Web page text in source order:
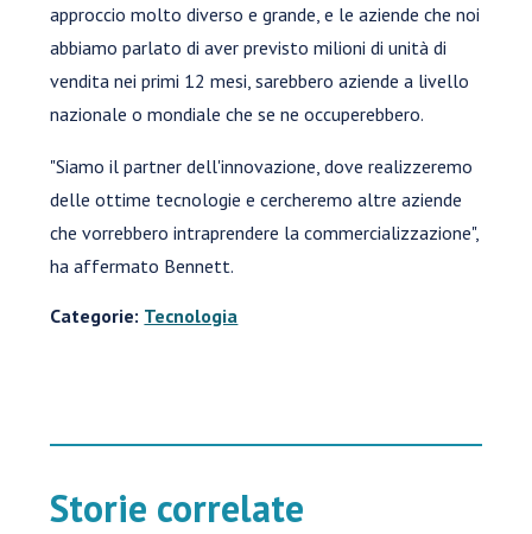
approccio molto diverso e grande, e le aziende che noi
abbiamo parlato di aver previsto milioni di unità di
vendita nei primi 12 mesi, sarebbero aziende a livello
nazionale o mondiale che se ne occuperebbero.
"Siamo il partner dell'innovazione, dove realizzeremo
delle ottime tecnologie e cercheremo altre aziende
che vorrebbero intraprendere la commercializzazione",
ha affermato Bennett.
Categorie: Tecnologia
Storie correlate